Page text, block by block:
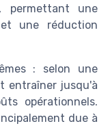
permettant une
une réduction
: selon une
entraîner jusqu'à
opérationnels.
due à